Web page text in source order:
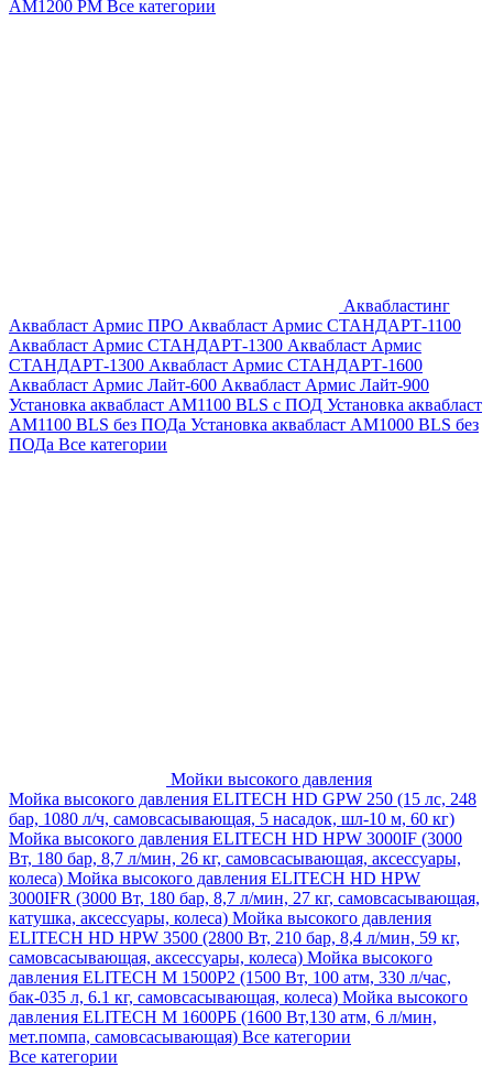
АМ1200 РМ Все категории
Аквабластинг
Аквабласт Армис ПРО Аквабласт Армис СТАНДАРТ-1100
Аквабласт Армис СТАНДАРТ-1300 Аквабласт Армис
СТАНДАРТ-1300 Аквабласт Армис СТАНДАРТ-1600
Аквабласт Армис Лайт-600 Аквабласт Армис Лайт-900
Установка аквабласт AM1100 BLS с ПОД Установка аквабласт
AM1100 BLS без ПОДа Установка аквабласт AM1000 BLS без
ПОДа Все категории
Мойки высокого давления
Мойка высокого давления ELITECH HD GPW 250 (15 лс, 248
бар, 1080 л/ч, самовсасывающая, 5 насадок, шл-10 м, 60 кг)
Мойка высокого давления ELITECH HD HPW 3000IF (3000
Вт, 180 бар, 8,7 л/мин, 26 кг, самовсасывающая, аксессуары,
колеса) Мойка высокого давления ELITECH HD HPW
3000IFR (3000 Вт, 180 бар, 8,7 л/мин, 27 кг, самовсасывающая,
катушка, аксессуары, колеса) Мойка высокого давления
ELITECH HD HPW 3500 (2800 Вт, 210 бар, 8,4 л/мин, 59 кг,
самовсасывающая, аксессуары, колеса) Мойка высокого
давления ELITECH M 1500P2 (1500 Вт, 100 атм, 330 л/час,
бак-035 л, 6.1 кг, самовсасывающая, колеса) Мойка высокого
давления ELITECH М 1600РБ (1600 Вт,130 атм, 6 л/мин,
мет.помпа, самовсасывающая) Все категории
Все категории